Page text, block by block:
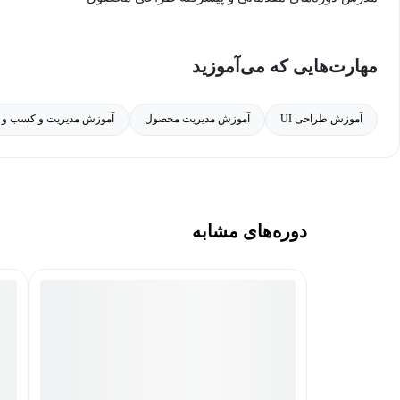
سه سال تجربه کاری در شرکت‌هایی نظیر دانرو، پیمنت 24، بنیاد وکلا و علی بابا.
مهارت‌هایی که می‌آموزید
آموزش طراحی UI آموزش مدیریت محصول آموزش مدیریت و کسب و
دوره‌های مشابه